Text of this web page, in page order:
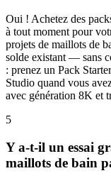
Oui ! Achetez des
à tout moment pour
projets de maillots de
solde existant — sans
: prenez un Pack
Studio quand vous
avec génération 8K et
5
Y a-t-il un essai
maillots de bain